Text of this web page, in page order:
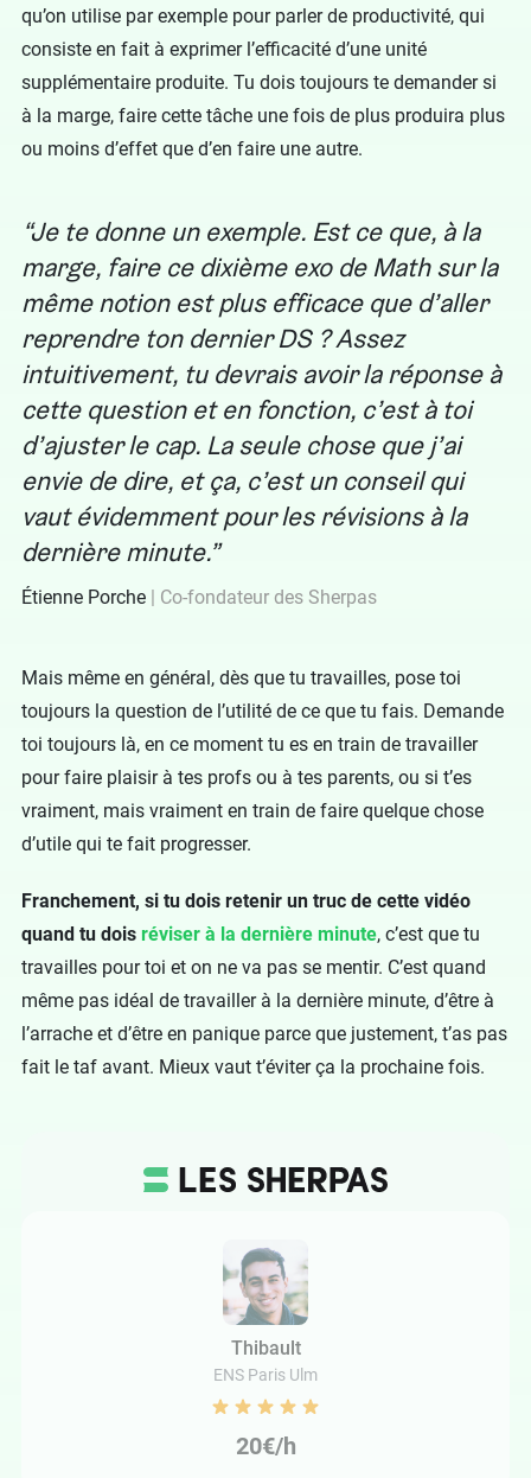
qu’on utilise par exemple pour parler de productivité, qui
consiste en fait à exprimer l’efficacité d’une unité
supplémentaire produite. Tu dois toujours te demander si
à la marge, faire cette tâche une fois de plus produira plus
ou moins d’effet que d’en faire une autre.
Je te donne un exemple. Est ce que, à la
marge, faire ce dixième exo de Math sur la
même notion est plus efficace que d’aller
reprendre ton dernier DS ? Assez
intuitivement, tu devrais avoir la réponse à
cette question et en fonction, c’est à toi
d’ajuster le cap. La seule chose que j’ai
envie de dire, et ça, c’est un conseil qui
vaut évidemment pour les révisions à la
dernière minute.
Étienne Porche Co-fondateur des Sherpas
Mais même en général, dès que tu travailles, pose toi
toujours la question de l’utilité de ce que tu fais. Demande
toi toujours là, en ce moment tu es en train de travailler
pour faire plaisir à tes profs ou à tes parents, ou si t’es
vraiment, mais vraiment en train de faire quelque chose
d’utile qui te fait progresser.
Franchement, si tu dois retenir un truc de cette vidéo
quand tu dois réviser à la dernière minute, c’est que tu
travailles pour toi et on ne va pas se mentir. C’est quand
même pas idéal de travailler à la dernière minute, d’être à
l’arrache et d’être en panique parce que justement, t’as pas
fait le taf avant. Mieux vaut t’éviter ça la prochaine fois.
Thibault
ENS Paris Ulm
20€/h